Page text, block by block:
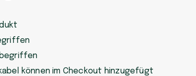
können im Checkout hinzugefügt